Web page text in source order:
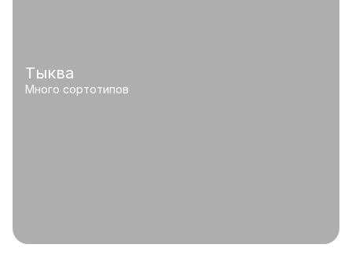
Тыква
Много сортотипов